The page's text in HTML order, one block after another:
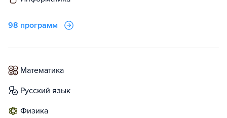
98 программ
математика
русский язык
физика